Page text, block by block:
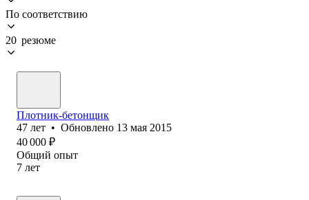
По соответствию
20 резюме
Плотник-бетонщик
47 лет • Обновлено 13 мая 2015
40 000 ₽
Общий опыт
7 лет